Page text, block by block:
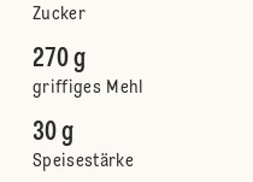
Zucker
270 g
griffiges Mehl
30 g
Speisestärke